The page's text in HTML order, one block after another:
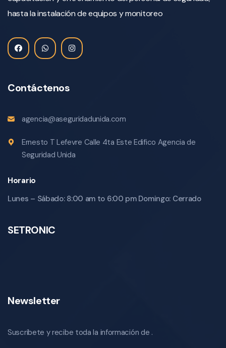
hasta la instalación de equipos y monitoreo
Contáctenos
agencia@aseguridadunida.com
Ernesto T Lefevre Calle 4ta Este Edifico Agencia de
Seguridad Unida
Horario
Lunes – Sábado: 8:00 am to 6:00 pm Domingo: Cerrado
SETRONIC
Newsletter
Suscribete y recibe toda la información de .